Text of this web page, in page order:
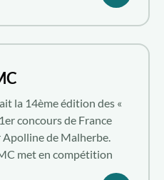
la 14ème édition des «
concours de France
de Malherbe.
met en compétition